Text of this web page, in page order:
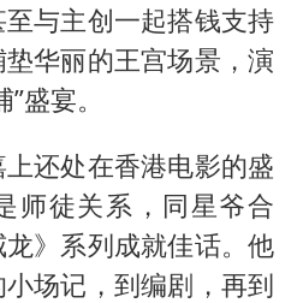
与主创一起搭钱支持
华丽的王宫场景，演
盛宴。
还处在香港电影的盛
师徒关系，同星爷合
》系列成就佳话。他
场记，到编剧，再到